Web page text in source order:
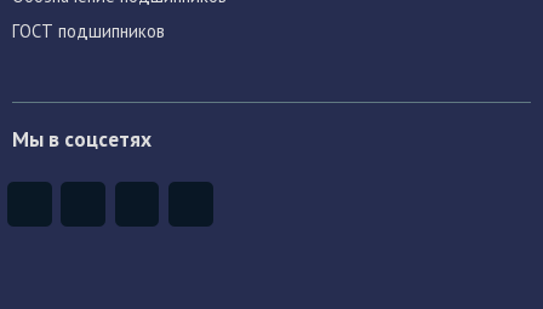
ГОСТ подшипников
Мы в соцсетях